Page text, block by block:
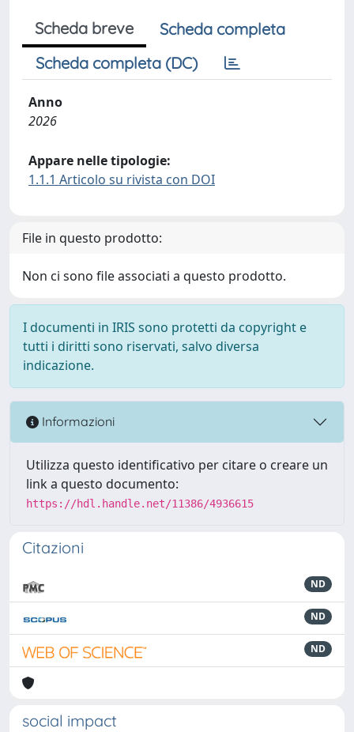
Scheda breve
Scheda completa
Scheda completa (DC)
Anno
2026
Appare nelle tipologie:
1.1.1 Articolo su rivista con DOI
File in questo prodotto:
Non ci sono file associati a questo prodotto.
I documenti in IRIS sono protetti da copyright e
tutti i diritti sono riservati, salvo diversa
indicazione.
Informazioni
Utilizza questo identificativo per citare o creare un
link a questo documento:
https://hdl.handle.net/11386/4936615
Citazioni
ND
ND
ND
social impact